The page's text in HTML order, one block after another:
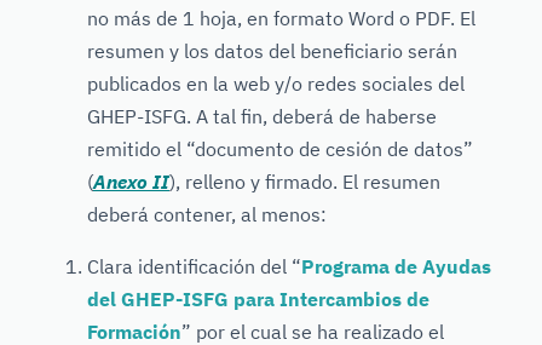
no más de 1 hoja, en formato Word o PDF. El
resumen y los datos del beneficiario serán
publicados en la web y/o redes sociales del
GHEP-ISFG. A tal fin, deberá de haberse
remitido el “documento de cesión de datos”
(Anexo II), relleno y firmado. El resumen
deberá contener, al menos:
Clara identificación del “Programa de Ayudas
del GHEP-ISFG para Intercambios de
Formación” por el cual se ha realizado el